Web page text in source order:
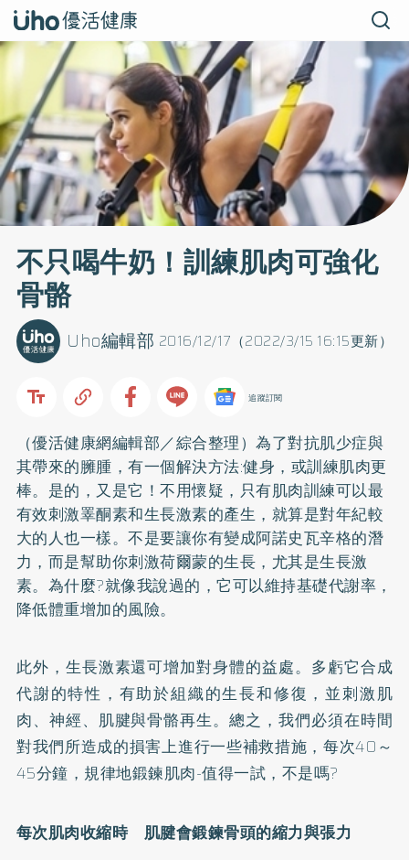
不只喝牛奶！訓練肌肉可強化
骨骼
2016/12/17（2022/3/15 16:15更新）
Uho編輯部
追蹤訂閱
（優活健康網編輯部／綜合整理）為了對抗肌少症與
其帶來的臃腫，有一個解決方法:健身，或訓練肌肉更
棒。是的，又是它！不用懷疑，只有肌肉訓練可以最
有效刺激睪酮素和生長激素的產生，就算是對年紀較
大的人也一樣。不是要讓你有變成阿諾史瓦辛格的潛
力，而是幫助你刺激荷爾蒙的生長，尤其是生長激
素。為什麼?就像我說過的，它可以維持基礎代謝率，
降低體重增加的風險。
此外，生長激素還可增加對身體的益處。多虧它合成
代謝的特性，有助於組織的生長和修復，並刺激肌
肉、神經、肌腱與骨骼再生。總之，我們必須在時間
對我們所造成的損害上進行一些補救措施，每次40～
45分鐘，規律地鍛鍊肌肉-值得一試，不是嗎?
每次肌肉收縮時 肌腱會鍛鍊骨頭的縮力與張力